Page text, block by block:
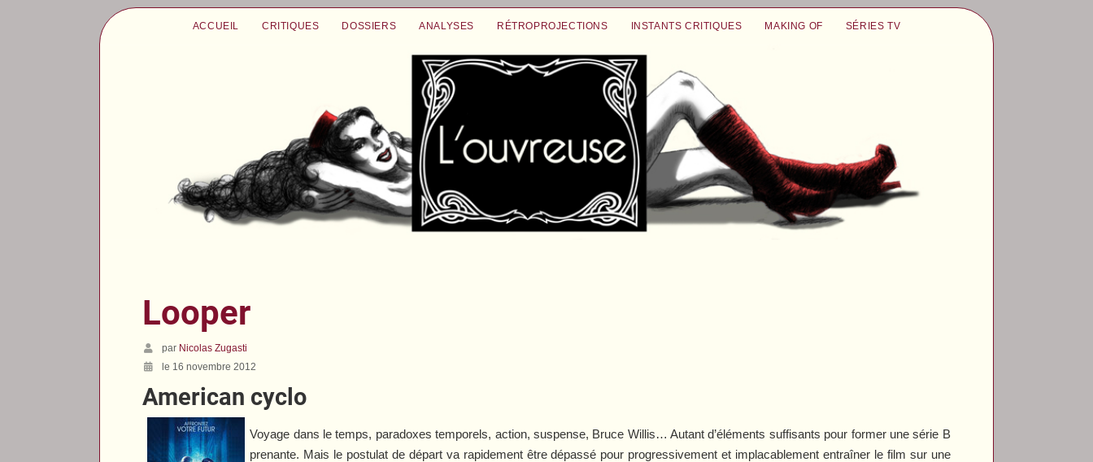
ACCUEIL CRITIQUES DOSSIERS ANALYSES RÉTROPROJECTIONS INSTANTS CRITIQUES MAKING OF SÉRIES TV
Looper
par Nicolas Zugasti
le 16 novembre 2012
American cyclo
Voyage dans le temps, paradoxes temporels, action, suspense, Bruce Willis… Autant d’éléments suffisants pour former une série B
prenante. Mais le postulat de départ va rapidement être dépassé pour progressivement et implacablement entraîner le film sur une